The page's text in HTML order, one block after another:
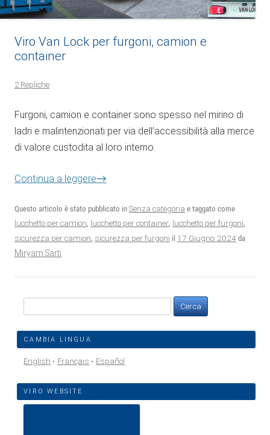
Viro Van Lock per furgoni, camion e
container
2 Repliche
Furgoni, camion e container sono spesso nel mirino di
ladri e malintenzionati per via dell’accessibilità alla merce
di valore custodita al loro interno.
Continua a leggere→
Questo articolo è stato pubblicato in Senza categoria e taggato come
lucchetto per camion, lucchetto per container, lucchetto per furgoni,
sicurezza per camion, sicurezza per furgoni il 17 Giugno 2024 da
Miryam Sarti
per:
CAMBIA LINGUA
English Français Español
VIRO WEBSITE